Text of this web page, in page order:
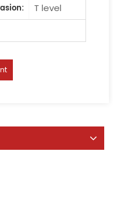
T level